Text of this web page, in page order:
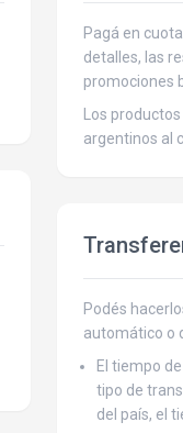
Pagá en
detalles, las
promociones
Los
argentinos al
Podés
automático o
El tiempo
tipo de
del país, el